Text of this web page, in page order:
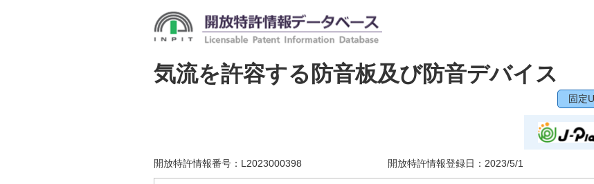
気流を許容する防音板及び防音デバイス
固定
開放特許情報番号： L2023000398 開放特許情報登録日： 2023/5/1